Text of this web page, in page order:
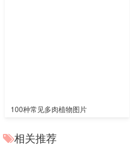
100种常见多肉植物图片
相关推荐